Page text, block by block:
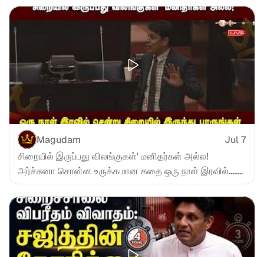
Magudam
Jul 7
சிறையில் இருப்பது விலங்குகள்' மனிதர்கள் அல்ல!
அர்ச்சுனா சொன்ன உருக்கமான கதை ஒரு நாள் இரவில்........